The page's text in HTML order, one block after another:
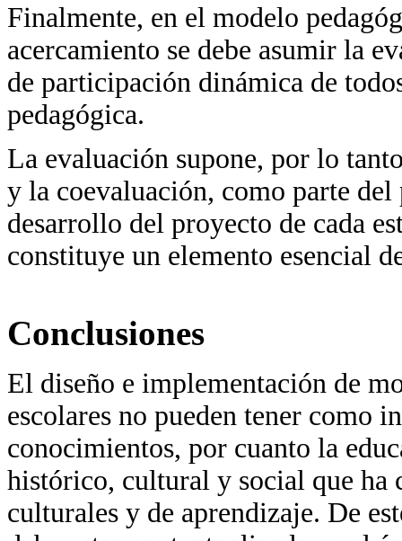
Finalmente, en el modelo
acercamiento se debe asumir la
de participación dinámica de
pedagógica.
La evaluación supone, por lo
y la coevaluación, como parte
desarrollo del proyecto de cada
constituye un elemento esencial
Conclusiones
El diseño e implementación de
escolares no pueden tener como
conocimientos, por cuanto la
histórico, cultural y social que ha
culturales y de aprendizaje. De